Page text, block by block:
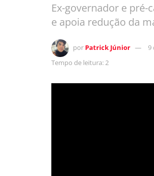
Ex-governador e pré-
e apoia redução da
por Patrick Júnior 9
Tempo de leitura: 2